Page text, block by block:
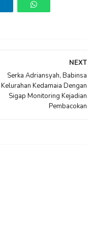
NEXT
Serka Adriansyah, Babinsa
Kelurahan Kedamaia Dengan
Sigap Monitoring Kejadian
Pembacokan